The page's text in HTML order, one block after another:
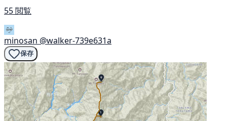
55 閲覧
minosan @walker-739e631a
保存